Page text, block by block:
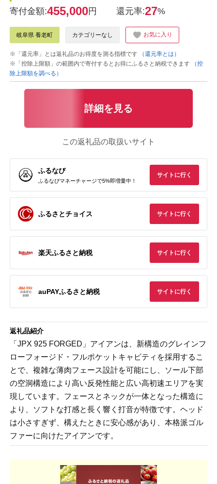
寄付金額:455,000円 還元率:27%
岐阜県 養老町 カテゴリーなし お気に入り
※「還元率」とは返礼品のお得度を測る指標です
（還元率とは）
※「控除上限額」の範囲内で寄付するとお得にふるさと納税できます
（控
除上限額を調べる）
詳細を見る
この返礼品の取扱いサイト
ふるなび
ふるなびマネーチャージで5%即増量中！
サイトに行く
ふるさとチョイス サイトに行く
楽天ふるさと納税 サイトに行く
auPAYふるさと納税 サイトに行く
返礼品紹介
「JPX 925 FORGED」アイアンは、新構造のグレインフ
ローフォージド・フルポケットキャビティを採用するこ
とで、複雑な薄肉フェース設計を可能にし、ソール下部
の空洞構造により高い反発性能と広い高初速エリアを実
現しています。フェースとネックが一体となった構造に
より、ソフトな打感と長く響く打音が特徴です。ヘッド
は小さすぎず、構えたときに安心感があり、本格派ゴル
ファーに向けたアイアンです。